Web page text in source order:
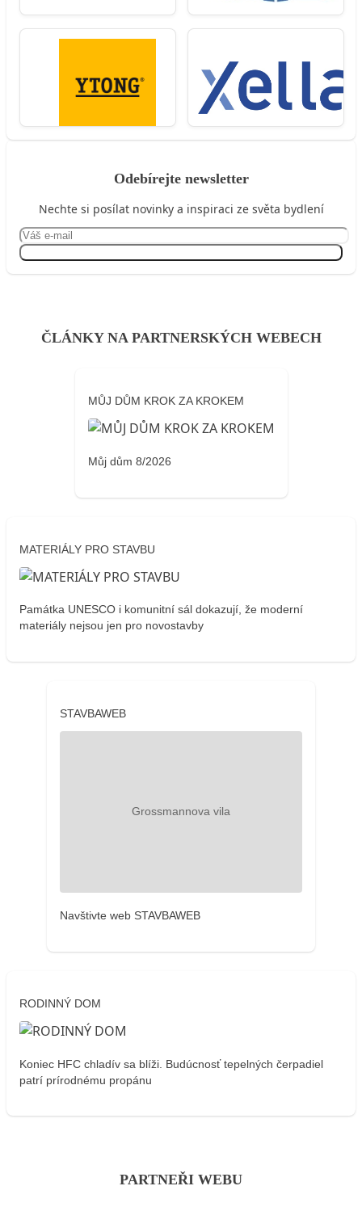
Odebírejte newsletter
Nechte si posílat novinky a inspiraci ze světa bydlení
ČLÁNKY NA PARTNERSKÝCH WEBECH
MŮJ DŮM KROK ZA KROKEM
Můj dům 8/2026
MATERIÁLY PRO STAVBU
Památka UNESCO i komunitní sál dokazují, že moderní
materiály nejsou jen pro novostavby
STAVBAWEB
Navštivte web STAVBAWEB
RODINNÝ DOM
Koniec HFC chladív sa blíži. Budúcnosť tepelných čerpadiel
patrí prírodnému propánu
PARTNEŘI WEBU